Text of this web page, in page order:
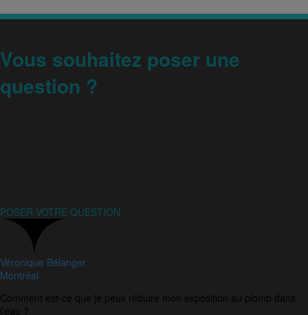
Vous souhaitez poser une
question ?
POSER VOTRE QUESTION
Véronique Bélanger
Montréal
Comment est-ce que je peux réduire mon exposition au plomb dans
l’eau ?